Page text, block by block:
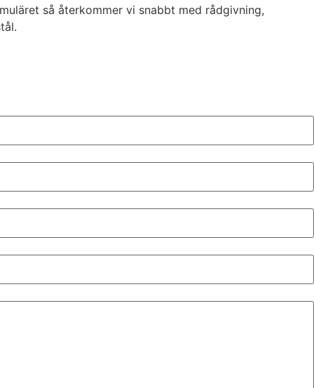
så återkommer vi snabbt med rådgivning,